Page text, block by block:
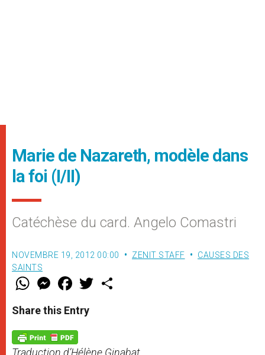
Marie de Nazareth, modèle dans
la foi (I/II)
Catéchèse du card. Angelo Comastri
NOVEMBRE 19, 2012 00:00 ZENIT STAFF
CAUSES DES
SAINTS
W
t
s
p
p
M
e
s
e
g
e
F
a
e
b
o
k
w
Share this Entry
Traduction d’Hélène Ginabat